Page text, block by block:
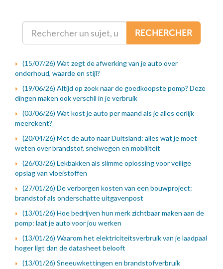
RECHERCHER
(15/07/26) Wat zegt de afwerking van je auto over
onderhoud, waarde en stijl?
(19/06/26) Altijd op zoek naar de goedkoopste pomp? Deze
dingen maken ook verschil in je verbruik
(03/06/26) Wat kost je auto per maand als je alles eerlijk
meerekent?
(20/04/26) Met de auto naar Duitsland: alles wat je moet
weten over brandstof, snelwegen en mobiliteit
(26/03/26) Lekbakken als slimme oplossing voor veilige
opslag van vloeistoffen
(27/01/26) De verborgen kosten van een bouwproject:
brandstof als onderschatte uitgavenpost
(13/01/26) Hoe bedrijven hun merk zichtbaar maken aan de
pomp: laat je auto voor jou werken
(13/01/26) Waarom het elektriciteitsverbruik van je laadpaal
hoger ligt dan de datasheet belooft
(13/01/26) Sneeuwkettingen en brandstofverbruik